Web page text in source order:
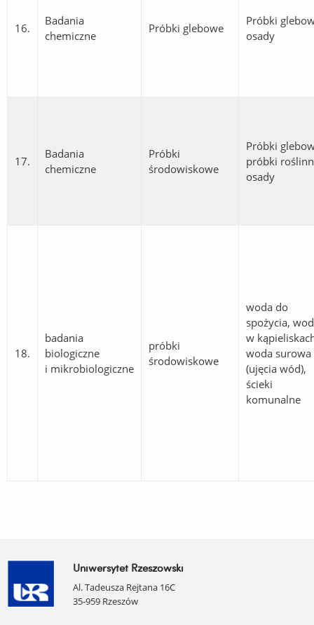
16.
Badania
chemiczne
Próbki glebowe
Próbki
osady
17.
Badania
chemiczne
Próbki
środowiskowe
Próbki
próbki
osady
18.
badania
biologiczne
i mikrobiologiczne
próbki
środowiskowe
woda do
spożycia,
w
woda surowa
(ujęcia wód),
ścieki
komunalne
Uniwersytet Rzeszowski
Al. Tadeusza Rejtana 16C
35-959 Rzeszów